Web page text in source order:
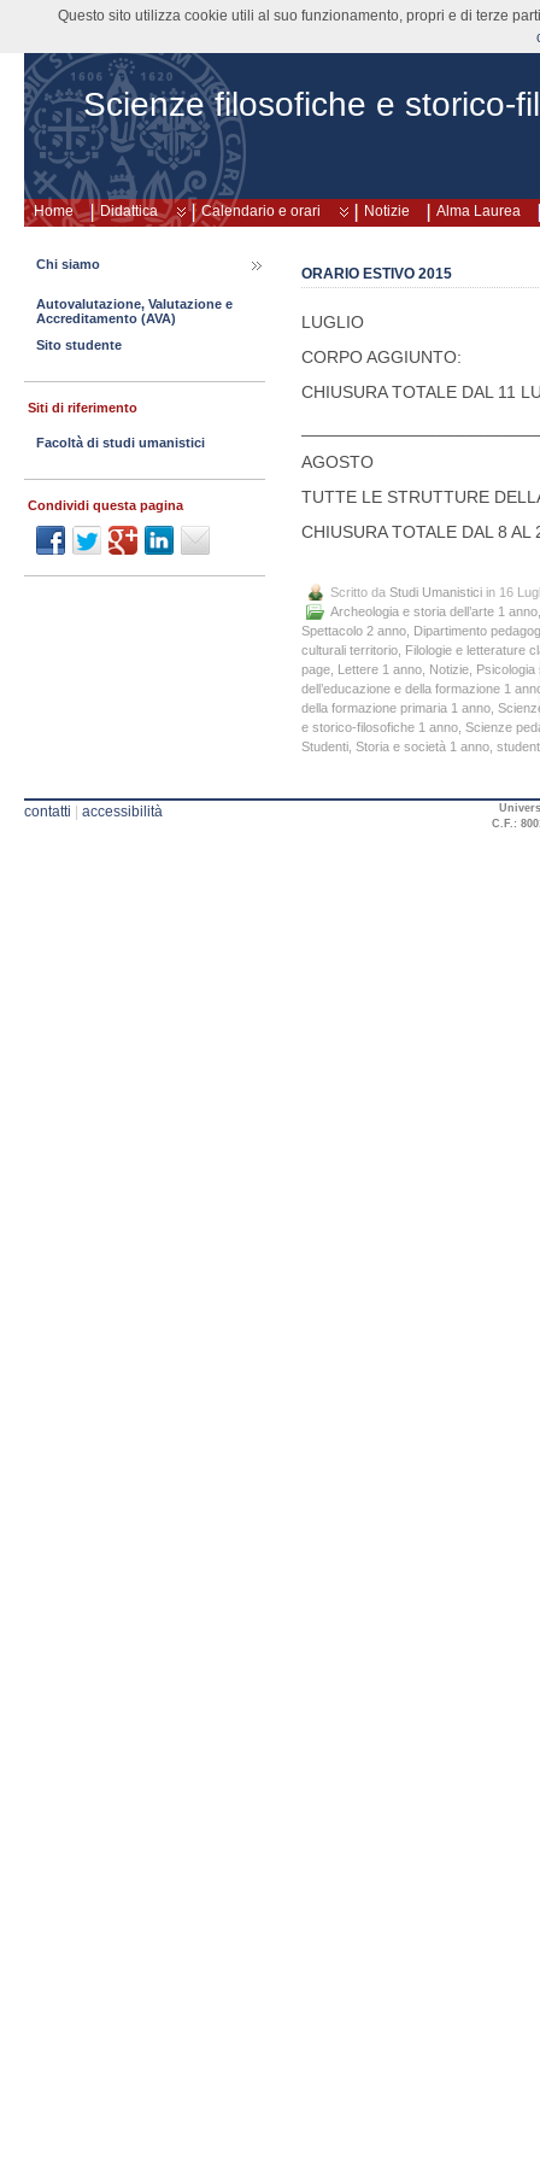
Scienze filosofiche e storico-
Home Didattica Calendario e orari Notizie Alma Laurea
ORARIO ESTIVO 2015
LUGLIO
CORPO AGGIUNTO:
CHIUSURA TOTALE DAL 11
AGOSTO
TUTTE LE STRUTTURE
CHIUSURA TOTALE DAL 8
Scritto da Studi Umanistici in 16
Archeologia e storia dell’arte 1 anno
Spettacolo 2 anno Dipartimento
culturali territorio Filologie e letterature
page Lettere 1 anno Notizie
dell’educazione e della formazione 1
della formazione primaria 1 anno
e storico-filosofiche 1 anno Scienze
Studenti Storia e società 1 anno
Chi siamo
Autovalutazione, Valutazione e
Accreditamento (AVA)
Sito studente
Siti di riferimento
Facoltà di studi umanistici
Condividi questa pagina
contatti | accessibilità
C.F.:
Questo sito utilizza cookie utili al suo funzionamento, propri e di terze